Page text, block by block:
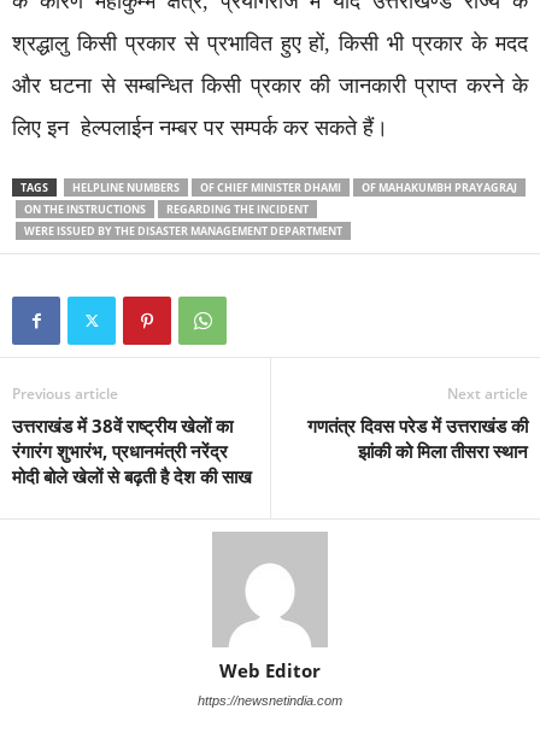
श्रद्धालु किसी प्रकार से प्रभावित हुए हों, किसी भी प्रकार के मदद
और घटना से सम्बन्धित किसी प्रकार की जानकारी प्राप्त करने के
लिए इन हेल्पलाईन नम्बर पर सम्पर्क कर सकते हैं।
TAGS HELPLINE NUMBERS OF CHIEF MINISTER DHAMI
OF MAHAKUMBH PRAYAGRAJ
ON THE INSTRUCTIONS
REGARDING THE INCIDENT
WERE ISSUED BY THE DISASTER MANAGEMENT DEPARTMENT
Previous article
उत्तराखंड में 38वें राष्ट्रीय खेलों का
रंगारंग शुभारंभ, प्रधानमंत्री नरेंद्र
मोदी बोले खेलों से बढ़ती है देश की साख
Next article
गणतंत्र दिवस परेड में उत्तराखंड की
झांकी को मिला तीसरा स्थान
Web Editor
https://newsnetindia.com